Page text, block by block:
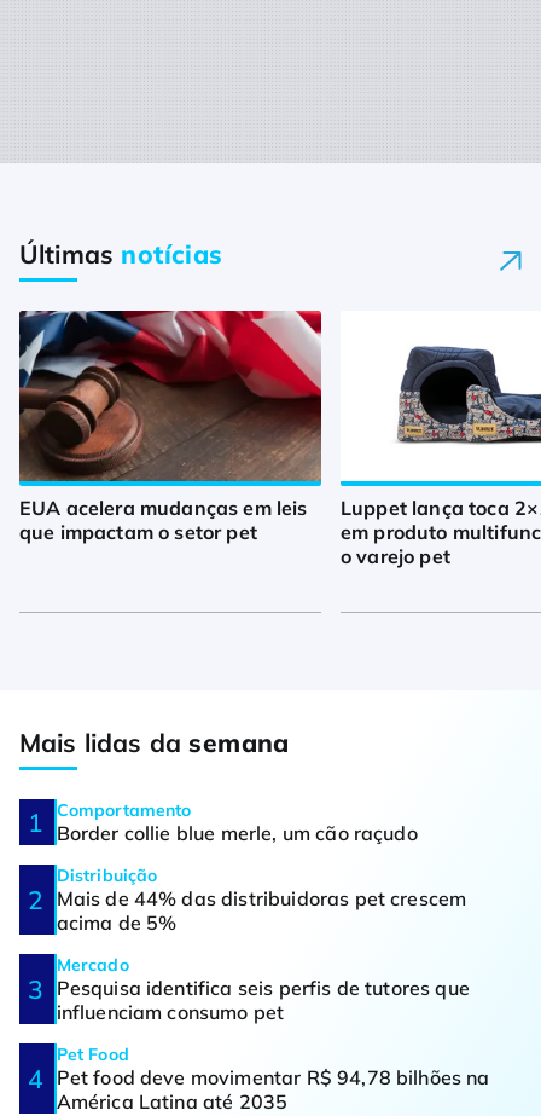
Últimas notícias
EUA acelera mudanças em leis
que impactam o setor pet
Luppet lança toca
em produto
o varejo pet
Mais lidas dasemana
Comportamento
Border collie blue merle, um cão raçudo
Distribuição
Mais de 44% das distribuidoras pet crescem
acima de 5%
Mercado
Pesquisa identifica seis perfis de tutores que
influenciam consumo pet
Pet Food
Pet food deve movimentar R$ 94,78 bilhões na
América Latina até 2035